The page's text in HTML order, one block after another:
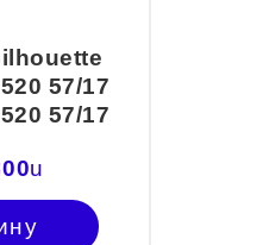
57/17
57/17
u